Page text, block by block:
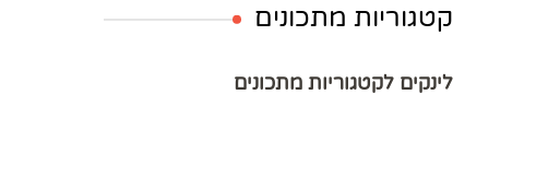
קטגוריות מתכונים
לינקים לקטגוריות מתכונים